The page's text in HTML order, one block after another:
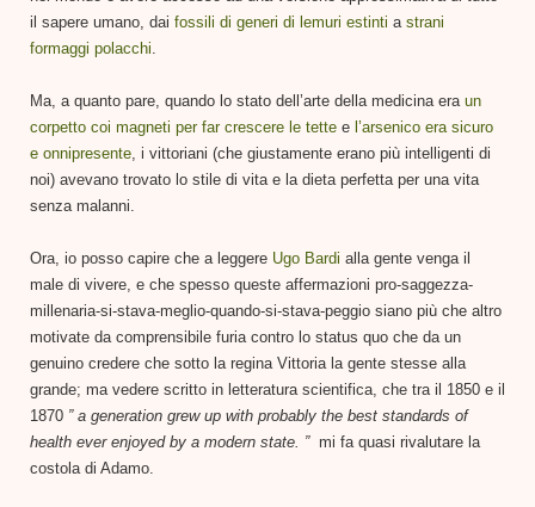
il sapere umano, dai fossili di generi di lemuri estinti a strani
formaggi polacchi
Ma, a quanto pare, quando lo stato dell’arte della medicina era un
corpetto coi magneti per far crescere le tette e l’arsenico era sicuro
e onnipresente , i vittoriani (che giustamente erano più intelligenti di
noi) avevano trovato lo stile di vita e la dieta perfetta per una vita
senza malanni.
Ora, io posso capire che a leggere Ugo Bardi alla gente venga il
male di vivere, e che spesso queste affermazioni pro-saggezza-
millenaria-si-stava-meglio-quando-si-stava-peggio siano più che altro
motivate da comprensibile furia contro lo status quo che da un
genuino credere che sotto la regina Vittoria la gente stesse alla
grande; ma vedere scritto in letteratura scientifica, che tra il 1850 e il
1870 ” a generation grew up with probably the best standards of
health ever enjoyed by a modern state. ” mi fa quasi rivalutare la
costola di Adamo.